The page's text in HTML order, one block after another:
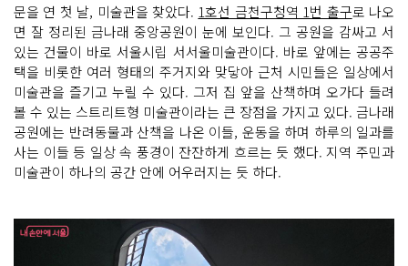
문을 연 첫 날, 미술관을 찾았다. 1호선 금천구청역 1번 출구로 나오
면 잘 정리된 금나래 중앙공원이 눈에 보인다. 그 공원을 감싸고 서
있는 건물이 바로 서울시립 서서울미술관이다. 바로 앞에는 공공주
택을 비롯한 여러 형태의 주거지와 맞닿아 근처 시민들은 일상에서
미술관을 즐기고 누릴 수 있다. 그저 집 앞을 산책하며 오가다 들려
볼 수 있는 스트리트형 미술관이라는 큰 장점을 가지고 있다. 금나래
공원에는 반려동물과 산책을 나온 이들, 운동을 하며 하루의 일과를
사는 이들 등 일상 속 풍경이 잔잔하게 흐르는 듯 했다. 지역 주민과
미술관이 하나의 공간 안에 어우러지는 듯 하다.